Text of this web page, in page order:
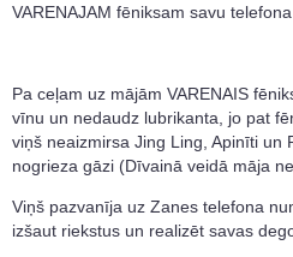
VARENAJAM fēniksam savu
Pa ceļam uz mājām VARENAIS
vīnu un nedaudz lubrikanta, jo pat
viņš neaizmirsa Jing Ling, Apinīti un
nogrieza gāzi (Dīvainā veidā māja
Viņš pazvanīja uz Zanes telefona
izšaut riekstus un realizēt savas